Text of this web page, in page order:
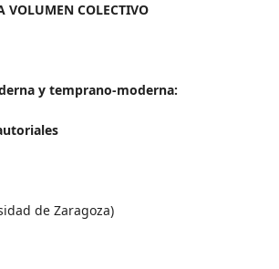
VOLUMEN COLECTIVO
y temprano-moderna:
de Zaragoza)